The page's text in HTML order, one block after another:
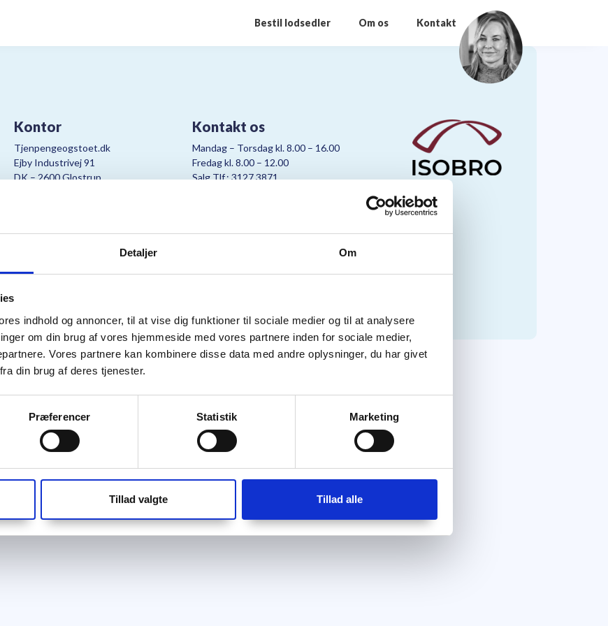
Detaljer Om
indhold og annoncer, til at vise dig funktioner til sociale medier og til at analysere
om din brug af vores hjemmeside med vores partnere inden for sociale medier,
Vores partnere kan kombinere disse data med andre oplysninger, du har givet
din brug af deres tjenester.
Præferencer Statistik Marketing
Tillad valgte Tillad alle
Bestil lodsedler Om os Kontakt
Kontor
Tjenpengeogstoet.dk
Ejby Industrivej 91
DK – 2600 Glostrup
Kontakt os
Mandag – Torsdag kl. 8.00 – 16.00
Fredag kl. 8.00 – 12.00
Salg Tlf.: 3127 3871